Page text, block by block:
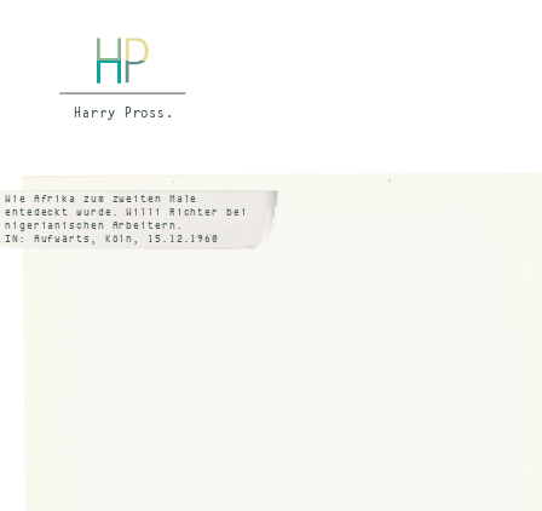
Wie Afrika zum zweiten Male
entedeckt wurde. Willi Richter bei
nigerianischen Arbeitern.
IN: Aufwärts, Köln, 15.12.1960